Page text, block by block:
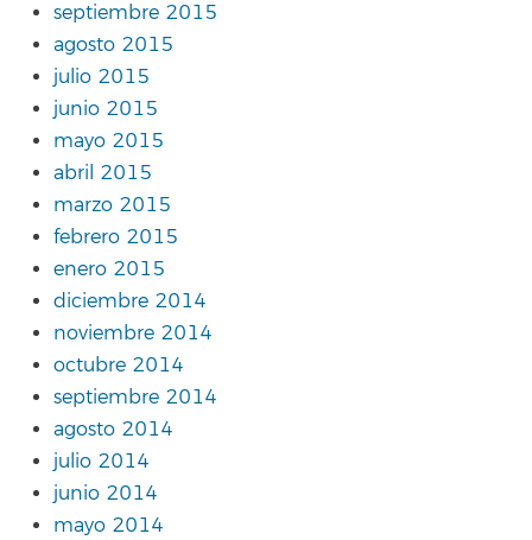
septiembre 2015
agosto 2015
julio 2015
junio 2015
mayo 2015
abril 2015
marzo 2015
febrero 2015
enero 2015
diciembre 2014
noviembre 2014
octubre 2014
septiembre 2014
agosto 2014
julio 2014
junio 2014
mayo 2014